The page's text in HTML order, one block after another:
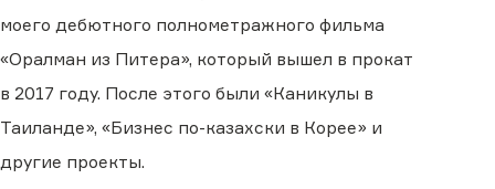
моего дебютного полнометражного фильма
«Оралман из Питера», который вышел в прокат
в 2017 году. После этого были «Каникулы в
Таиланде», «Бизнес по-казахски в Корее» и
другие проекты.